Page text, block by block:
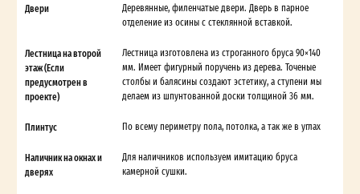
Двери
Деревянные, филенчатые двери. Дверь в парное
отделение из осины с стеклянной вставкой.
Лестница на второй
этаж (Если
предусмотрен в
проекте)
Лестница изготовлена из строганного бруса 90×140
мм. Имеет фигурный поручень из дерева. Точеные
столбы и балясины создают эстетику, а ступени мы
делаем из шпунтованной доски толщиной 36 мм.
Плинтус По всему периметру пола, потолка, а так же в углах
Наличник на окнах и
дверях
Для наличников используем имитацию бруса
камерной сушки.